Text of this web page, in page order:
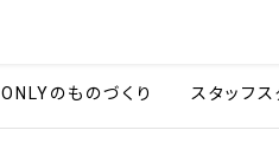
ONLYのものづくり スタッフ